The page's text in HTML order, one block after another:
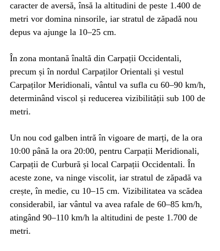
caracter de aversă, însă la altitudini de peste 1.400 de
metri vor domina ninsorile, iar stratul de zăpadă nou
depus va ajunge la 10–25 cm.
În zona montană înaltă din Carpații Occidentali,
precum și în nordul Carpaților Orientali și vestul
Carpaților Meridionali, vântul va sufla cu 60–90 km/h,
determinând viscol și reducerea vizibilității sub 100 de
metri.
Un nou cod galben intră în vigoare de marți, de la ora
10:00 până la ora 20:00, pentru Carpații Meridionali,
Carpații de Curbură și local Carpații Occidentali. În
aceste zone, va ninge viscolit, iar stratul de zăpadă va
crește, în medie, cu 10–15 cm. Vizibilitatea va scădea
considerabil, iar vântul va avea rafale de 60–85 km/h,
atingând 90–110 km/h la altitudini de peste 1.700 de
metri.